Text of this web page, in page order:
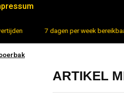
7 dagen per week
ARTIKEL